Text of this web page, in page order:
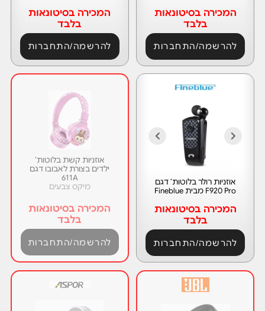
אוזניות קשת בלוטות’
ילדים בצורת לאבובו דגם
611A
מיקס צבעים
המכירה בסיטונאות
בלבד
להרשמה/התחברות
המכירה בסיטונאות
בלבד
להרשמה/התחברות
המכירה בסיטונאות
בלבד
להרשמה/התחברות
אוזניות רולר בלוטות’ דגם
F920 Pro מבית Fineblue
המכירה בסיטונאות
בלבד
להרשמה/התחברות